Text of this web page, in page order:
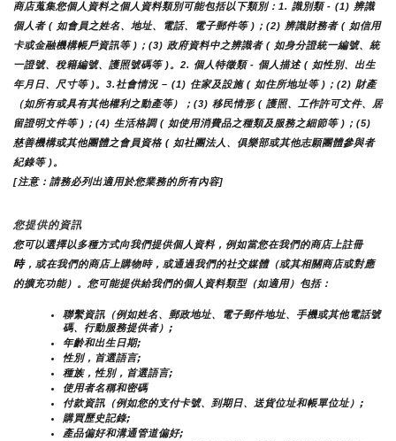
商店蒐集您個人資料之個人資料類別可能包括以下類別：1. 識別類 - (1) 辨識
個人者 ( 如會員之姓名、地址、電話、電子郵件等 )；(2) 辨識財務者 ( 如信用
卡或金融機構帳戶資訊等 )；(3) 政府資料中之辨識者 ( 如身分證統一編號、統
一證號、稅籍編號、護照號碼等 )。2. 個人特徵類 - 個人描述 ( 如性別、出生
年月日、尺寸等 )。3.社會情況 – (1) 住家及設施 ( 如住所地址等 )；(2) 財產
（如所有或具有其他權利之動產等）；(3) 移民情形 ( 護照、工作許可文件、居
留證明文件等 )；(4) 生活格調 ( 如使用消費品之種類及服務之細節等 )；(5)
慈善機構或其他團體之會員資格 ( 如社團法人、俱樂部或其他志願團體參與者
紀錄等 )。
[注意：請務必列出適用於您業務的所有內容]
您提供的資訊
您可以選擇以多種方式向我們提供個人資料，例如當您在我們的商店上註冊
時，或在我們的商店上購物時，或通過我們的社交媒體（或其相關商店或對應
的擴充功能）。您可能提供給我們的個人資料類型（如適用）包括：
聯繫資訊（例如姓名、郵政地址、電子郵件地址、手機或其他電話號
碼、行動服務提供者）;
年齡和出生日期;
性別，首選語言;
種族，性別，首選語言;
使用者名稱和密碼
付款資訊（例如您的支付卡號、到期日、送貨位址和帳單位址）;
購買歷史記錄;
產品偏好和溝通管道偏好;